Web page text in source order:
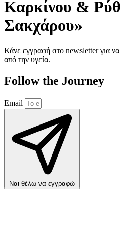
Καρκίνου &
Σακχάρου»
Κάνε εγγραφή στο newsletter για
από την υγεία.
Follow the Journey
Email
Ναι θέλω να εγγραφώ